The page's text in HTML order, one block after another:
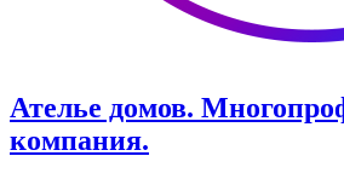
Ателье домов.
компания.